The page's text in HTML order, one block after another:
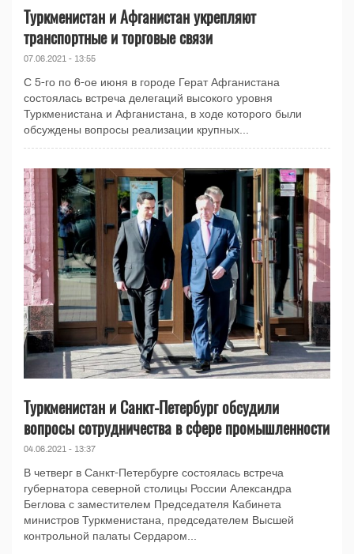
Туркменистан и Афганистан укрепляют
транспортные и торговые связи
07.06.2021 - 13:55
С 5-го по 6-ое июня в городе Герат Афганистана
состоялась встреча делегаций высокого уровня
Туркменистана и Афганистана, в ходе которого были
обсуждены вопросы реализации крупных...
Туркменистан и Санкт-Петербург обсудили
вопросы сотрудничества в сфере промышленности
04.06.2021 - 13:37
В четверг в Санкт-Петербурге состоялась встреча
губернатора северной столицы России Александра
Беглова с заместителем Председателя Кабинета
министров Туркменистана, председателем Высшей
контрольной палаты Сердаром...